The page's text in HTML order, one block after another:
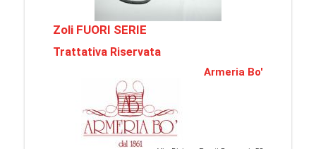
Zoli FUORI SERIE
Trattativa Riservata
Armeria Bo'